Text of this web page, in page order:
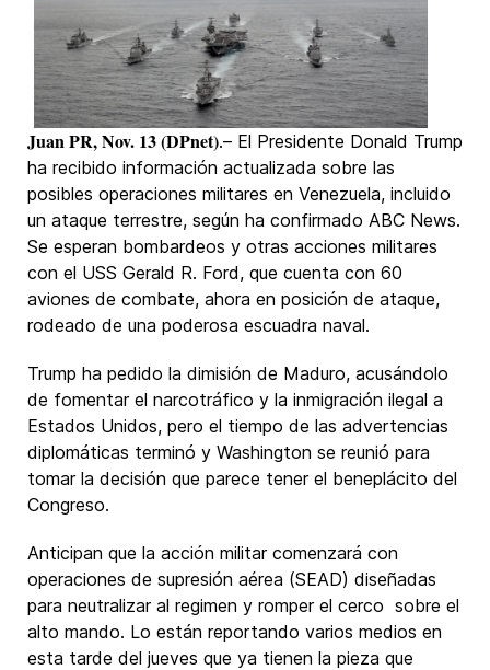
Juan PR, Nov. 13 (DPnet).– El Presidente Donald Trump
ha recibido información actualizada sobre las
posibles operaciones militares en Venezuela, incluido
un ataque terrestre, según ha confirmado ABC News.
Se esperan bombardeos y otras acciones militares
con el USS Gerald R. Ford, que cuenta con 60
aviones de combate, ahora en posición de ataque,
rodeado de una poderosa escuadra naval.
Trump ha pedido la dimisión de Maduro, acusándolo
de fomentar el narcotráfico y la inmigración ilegal a
Estados Unidos, pero el tiempo de las advertencias
diplomáticas terminó y Washington se reunió para
tomar la decisión que parece tener el beneplácito del
Congreso.
Anticipan que la acción militar comenzará con
operaciones de supresión aérea (SEAD) diseñadas
para neutralizar al regimen y romper el cerco sobre el
alto mando. Lo están reportando varios medios en
esta tarde del jueves que ya tienen la pieza que